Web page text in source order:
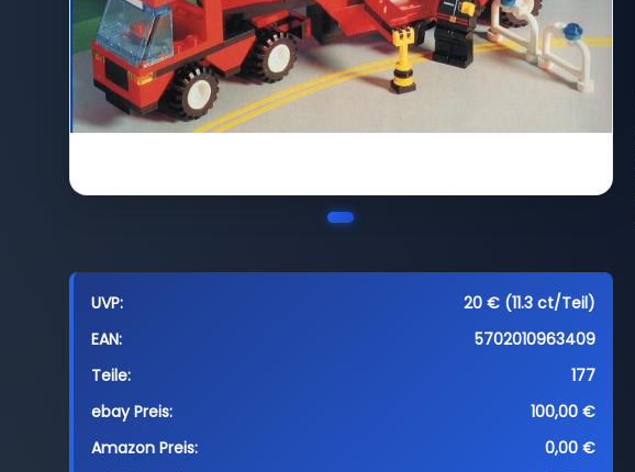
UVP:
20 € (11.3 ct/Teil)
EAN:
5702010963409
Teile:
177
ebay Preis:
100,00 €
Amazon Preis:
0,00 €